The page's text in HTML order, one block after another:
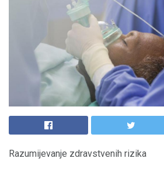
Razumijevanje zdravstvenih rizika